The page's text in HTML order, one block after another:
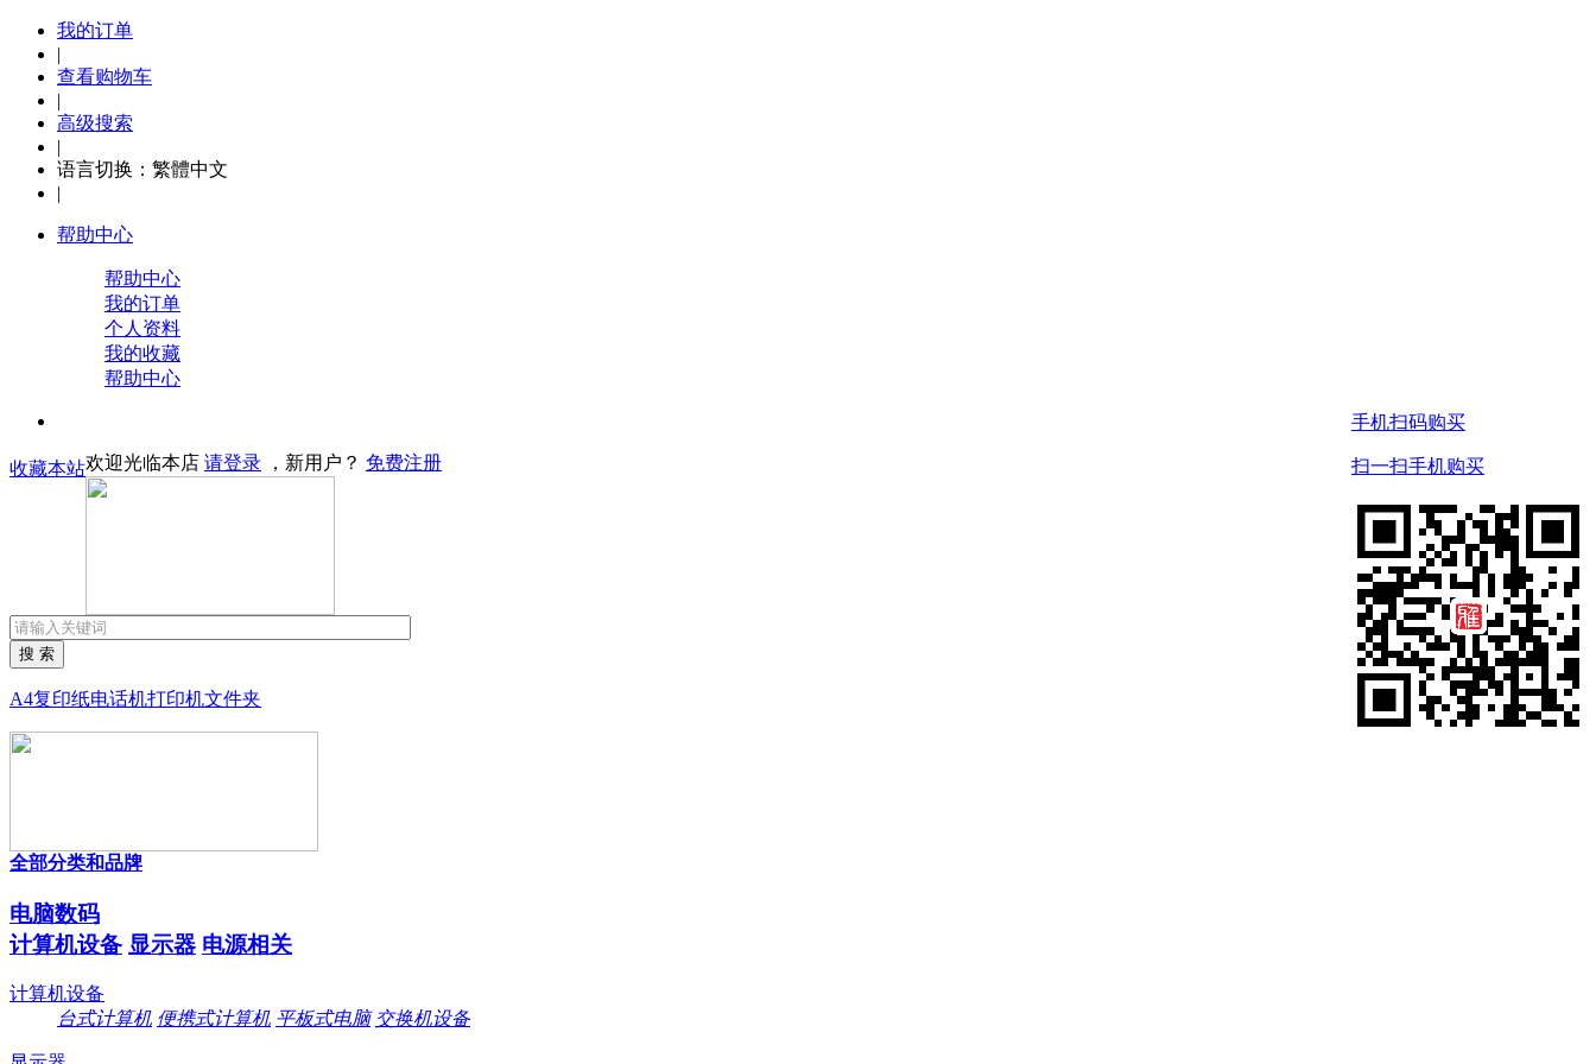
我的订单
|
查看购物车
|
高级搜索
|
语言切换： 繁體中文
|
帮助中心
帮助中心
我的订单
个人资料
我的收藏
帮助中心
手机扫码购买
扫一扫手机购买
收藏本站欢迎光临本店 请登录 ，新用户？ 免费注册
搜 索
A4复印纸电话机打印机文件夹
全部分类和品牌
电脑数码
计算机设备 显示器 电源相关
计算机设备
台式计算机 便携式计算机 平板式电脑 交换机设备